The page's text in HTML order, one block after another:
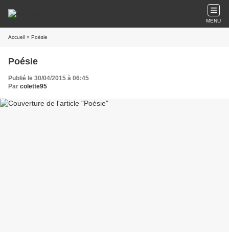
MENU
Accueil » Poésie
Poésie
Publié le 30/04/2015 à 06:45
Par colette95